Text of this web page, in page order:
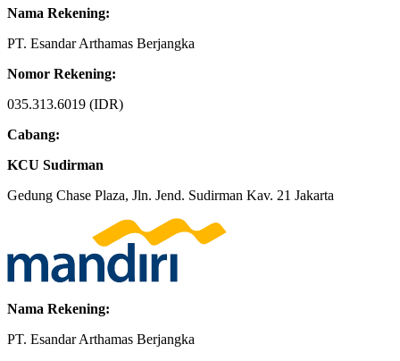
Nama Rekening:
PT. Esandar Arthamas Berjangka
Nomor Rekening:
035.313.6019 (IDR)
Cabang:
KCU Sudirman
Gedung Chase Plaza, Jln. Jend. Sudirman Kav. 21 Jakarta
Nama Rekening:
PT. Esandar Arthamas Berjangka